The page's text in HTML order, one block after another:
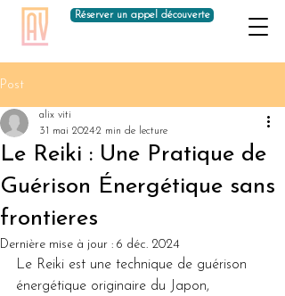
Réserver un appel découverte
Post
Le Reiki : Une Pratique de
Guérison Énergétique sans
frontieres
alix viti
31 mai 20242 min de lecture
Dernière mise à jour : 6 déc. 2024
Le Reiki est une technique de guérison
énergétique originaire du Japon,